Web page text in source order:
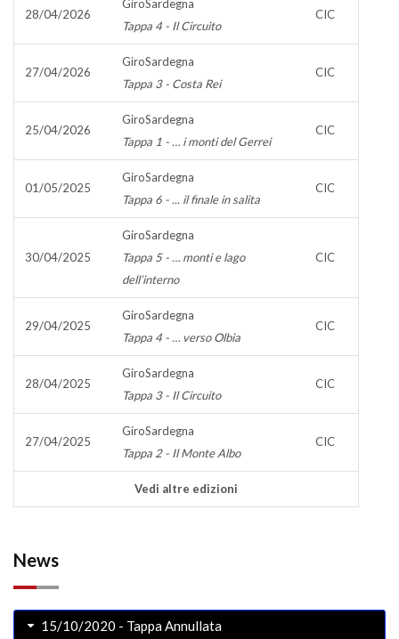
28/04/2026
GiroSardegna
Tappa 4 - Il Circuito
CIC
27/04/2026
GiroSardegna
Tappa 3 - Costa Rei
CIC
25/04/2026
GiroSardegna
Tappa 1 - … i monti del Gerrei
CIC
01/05/2025
GiroSardegna
Tappa 6 - ... il finale in salita
CIC
30/04/2025
GiroSardegna
Tappa 5 - … monti e lago
dell’interno
CIC
29/04/2025
GiroSardegna
Tappa 4 - … verso Olbia
CIC
28/04/2025
GiroSardegna
Tappa 3 - Il Circuito
CIC
27/04/2025
GiroSardegna
Tappa 2 - Il Monte Albo
CIC
Vedi altre edizioni
News
15/10/2020 - Tappa Annullata